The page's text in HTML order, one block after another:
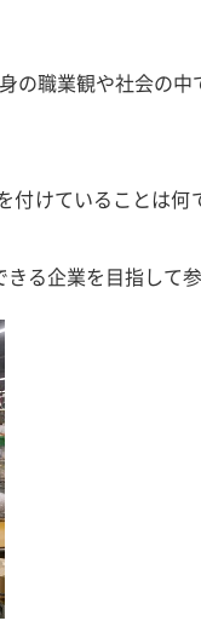
の職業観や社会の
けていることは何
る企業を目指して参